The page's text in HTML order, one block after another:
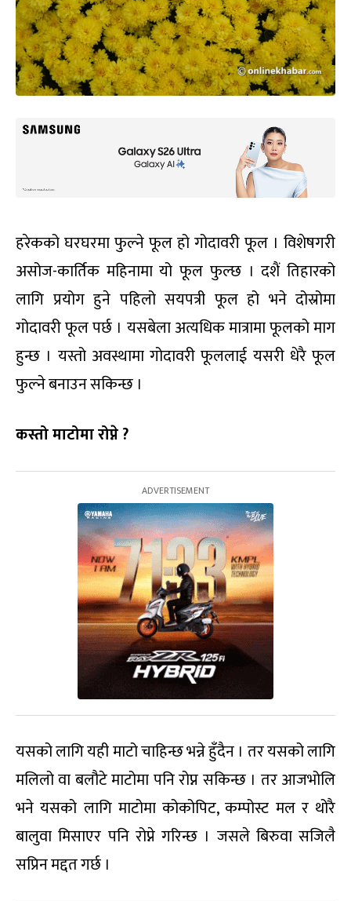
हरेकको घरघरमा फुल्ने फूल हो गोदावरी फूल । विशेषगरी
असोज-कार्तिक महिनामा यो फूल फुल्छ । दशैं तिहारको
लागि प्रयोग हुने पहिलो सयपत्री फूल हो भने दोस्रोमा
गोदावरी फूल पर्छ । यसबेला अत्यधिक मात्रामा फूलको माग
हुन्छ । यस्तो अवस्थामा गोदावरी फूललाई यसरी धेरै फूल
फुल्ने बनाउन सकिन्छ ।
कस्तो माटोमा रोप्ने ?
यसको लागि यही माटो चाहिन्छ भन्ने हुँदैन । तर यसको लागि
मलिलो वा बलौटे माटोमा पनि रोप्न सकिन्छ । तर आजभोलि
भने यसको लागि माटोमा कोकोपिट, कम्पोस्ट मल र थोरै
बालुवा मिसाएर पनि रोप्ने गरिन्छ । जसले बिरुवा सजिलै
सप्रिन मद्दत गर्छ ।